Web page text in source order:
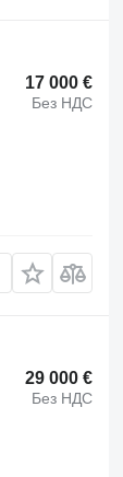
17 000 €
Без НДС
29 000 €
Без НДС